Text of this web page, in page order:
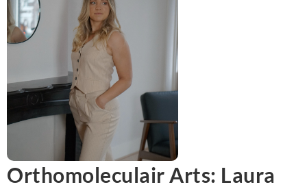
Orthomoleculair Arts: Laura